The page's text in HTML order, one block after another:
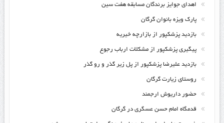
اهدای جوایز برندگان مسابقه هفت سین
پارک ویزه بانوان گرگان
بازدید پزشکپور از بازارچه خیریه
پیگیری پزشکپور از مشکلات ارباب رجوع
بازدید علیرضا پزشکپور از پل زیر گذر و رو گذر
روستای زیارت گرگان
حضور داریوش ارجمند
قدمگاه امام حسن عسگری در گرگان